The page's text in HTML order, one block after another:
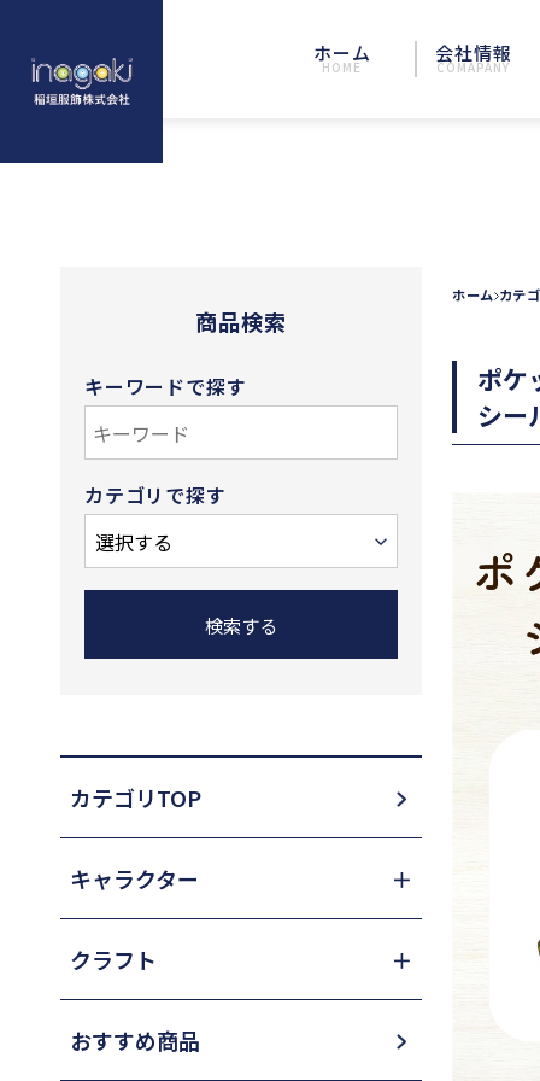
ホーム
HOME
会社情報
COMAPANY
商品検索
キーワードで探す
カテゴリで探す
カテゴリTOP
キャラクター ＋
クラフト ＋
おすすめ商品
ホーム カテ
ポケ
シー